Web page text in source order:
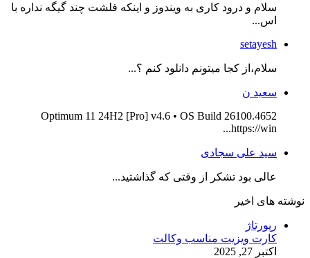
سلام و درود کاری به ویندوز و اینکه فلشت چند گیگه نداره با
اس...
setayesh
سلام،از کجا میتونم دانلود کنم ؟...
سعید ن
Optimum 11 24H2 [Pro] v4.6 • OS Build 26100.4652
https://win...
سید علی سجادی
عالی بود تشکر از وقتی که گذاشتید...
نوشته های اخیر
رپورتاژ
کارت ویزیت مناسب وکالت
اکتبر 27, 2025